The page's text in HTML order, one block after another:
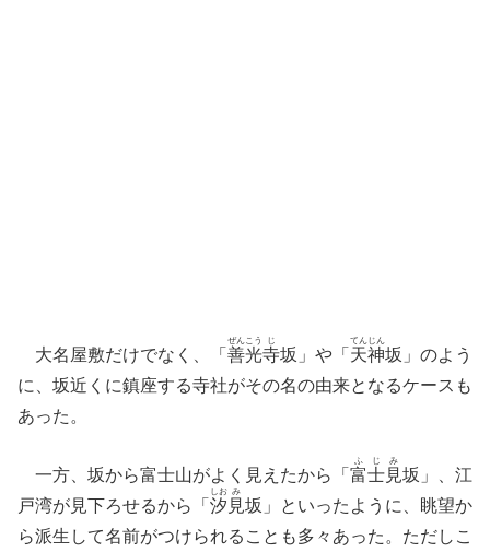
大名屋敷だけでなく、「 善
ぜん
光
こう
寺
じ
坂」や「 天
てん
神
じん
坂」のよう
に、坂近くに鎮座する寺社がその名の由来となるケースも
あった。
一方、坂から富士山がよく見えたから「 富
ふ
士
じ
見
み
坂」、江
戸湾が見下ろせるから「 汐
しお
見
み
坂」といったように、眺望か
ら派生して名前がつけられることも多々あった。ただしこ